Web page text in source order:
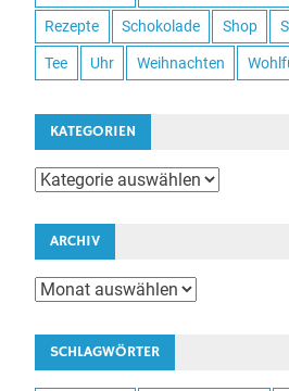
Rezepte Schokolade Shop
Tee Uhr Weihnachten
KATEGORIEN
Kategorien
ARCHIV
Archiv
SCHLAGWÖRTER